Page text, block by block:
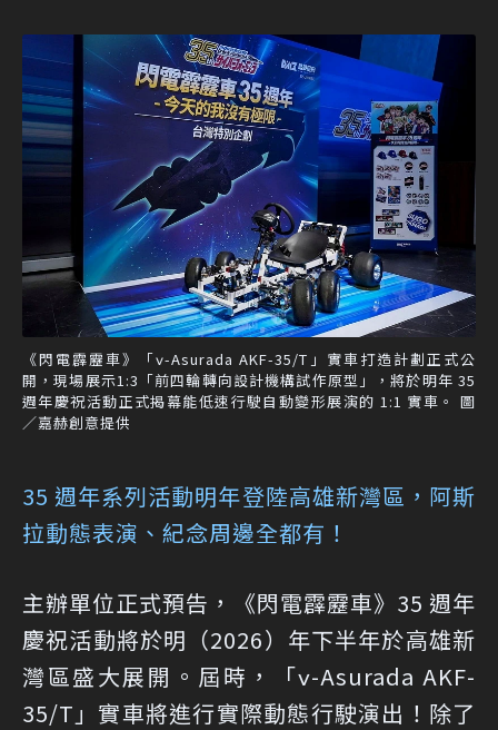
《閃電霹靂車》「ν-Asurada AKF-35/T」實車打造計劃正式公
開，現場展示1:3「前四輪轉向設計機構試作原型」，將於明年 35
週年慶祝活動正式揭幕能低速行駛自動變形展演的 1:1 實車。 圖
／嘉赫創意提供
35 週年系列活動明年登陸高雄新灣區，阿斯
拉動態表演、紀念周邊全都有！
主辦單位正式預告，《閃電霹靂車》35 週年
慶祝活動將於明（2026）年下半年於高雄新
灣區盛大展開。屆時，「ν-Asurada AKF-
35/T」實車將進行實際動態行駛演出！除了